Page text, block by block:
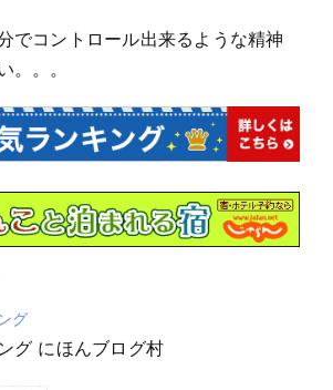
でコントロール出来るような精神
。。。
グ
グ にほんブログ村